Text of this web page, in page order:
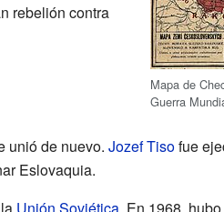
Mapa de
Guerra
rebelión contra
unió de nuevo. Jozef Tisofue
Eslovaquia.
Unión Soviética . En 1968,